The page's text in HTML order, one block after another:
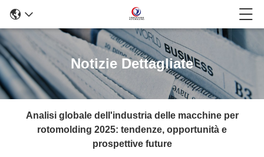
Notizie Dettagliate
Analisi globale dell'industria delle macchine per
rotomolding 2025: tendenze, opportunità e
prospettive future